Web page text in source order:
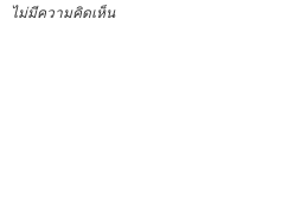
ไม่มีความคิดเห็น